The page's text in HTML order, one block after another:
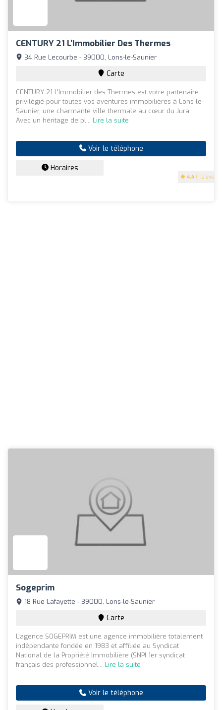
CENTURY 21 L'Immobilier Des Thermes
4.4 (112 avis)
34 Rue Lecourbe - 39000, Lons-le-Saunier
Carte
CENTURY 21 L'Immobilier des Thermes est votre partenaire
privilégié pour toutes vos aventures immobilières à Lons-le-
Saunier, une charmante ville thermale au cœur du Jura.
Avec un héritage de pl... Lire la suite
Voir le téléphone
Horaires
Sogeprim
18 Rue Lafayette - 39000, Lons-le-Saunier
Carte
L’agence SOGEPRIM est une agence immobilière totalement
indépendante fondée en 1983 et affiliée au Syndicat
National de la Propriété Immobilière (SNPI 1er syndicat
français des professionnel... Lire la suite
Voir le téléphone